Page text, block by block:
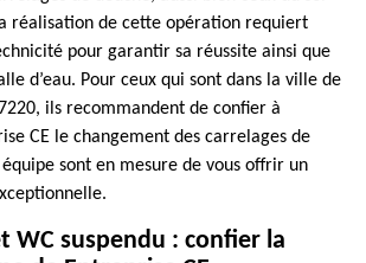
réalisation de cette opération requiert
pour garantir sa réussite ainsi que
d’eau. Pour ceux qui sont dans la ville de
ils recommandent de confier à
CE le changement des carrelages de
sont en mesure de vous offrir un
WC suspendu : confier la